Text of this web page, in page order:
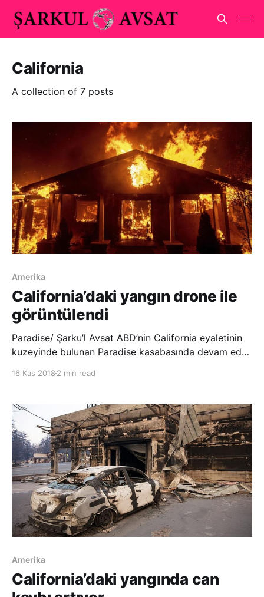
California
A collection of 7 posts
Amerika
California’daki yangın drone ile
görüntülendi
Paradise/ Şarku’l Avsat ABD’nin California eyaletinin
kuzeyinde bulunan Paradise kasabasında devam eden
eyaletinde devam eden yangında yaklaşık 9 bin
16 Kas 2018 2 min read
Amerika
California’daki yangında can